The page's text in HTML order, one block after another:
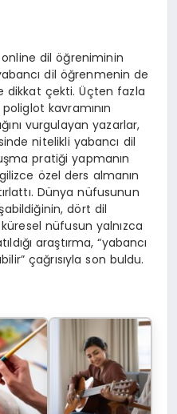
online dil öğreniminin
dil öğrenmenin de
dikkat çekti. Üçten fazla
kavramının
vurgulayan yazarlar,
nitelikli yabancı dil
pratiği yapmanın
özel ders almanın
Dünya nüfusunun
dört dil
nüfusun yalnızca
araştırma, “yabancı
çağrısıyla son buldu.